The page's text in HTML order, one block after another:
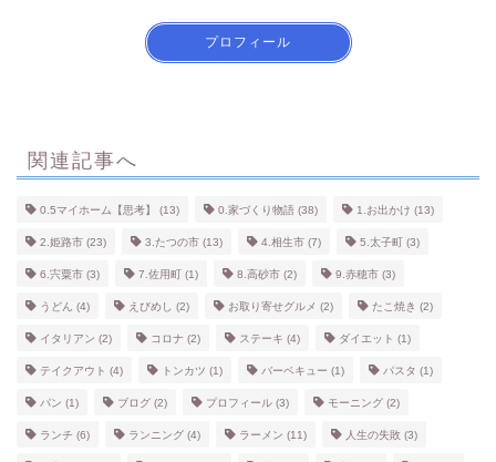
プロフィール
関連記事へ
0.5マイホーム【思考】 (13) 0.家づくり物語 (38) 1.お出かけ (13)
2.姫路市 (23) 3.たつの市 (13) 4.相生市 (7) 5.太子町 (3)
6.宍粟市 (3) 7.佐用町 (1) 8.高砂市 (2) 9.赤穂市 (3)
うどん (4) えびめし (2) お取り寄せグルメ (2) たこ焼き (2)
イタリアン (2) コロナ (2) ステーキ (4) ダイエット (1)
テイクアウト (4) トンカツ (1) バーベキュー (1) パスタ (1)
パン (1) ブログ (2) プロフィール (3) モーニング (2)
ランチ (6) ランニング (4) ラーメン (11) 人生の失敗 (3)